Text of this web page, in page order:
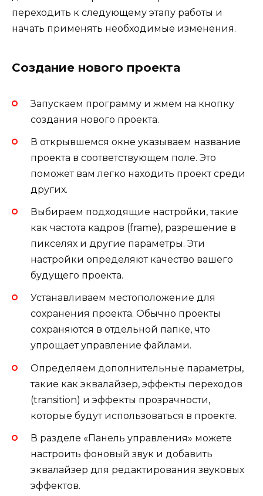
переходить к следующему этапу работы и
начать применять необходимые изменения.
Создание нового проекта
Запускаем программу и жмем на кнопку
создания нового проекта.
В открывшемся окне указываем название
проекта в соответствующем поле. Это
поможет вам легко находить проект среди
других.
Выбираем подходящие настройки, такие
как частота кадров (frame), разрешение в
пикселях и другие параметры. Эти
настройки определяют качество вашего
будущего проекта.
Устанавливаем местоположение для
сохранения проекта. Обычно проекты
сохраняются в отдельной папке, что
упрощает управление файлами.
Определяем дополнительные параметры,
такие как эквалайзер, эффекты переходов
(transition) и эффекты прозрачности,
которые будут использоваться в проекте.
В разделе «Панель управления» можете
настроить фоновый звук и добавить
эквалайзер для редактирования звуковых
эффектов.